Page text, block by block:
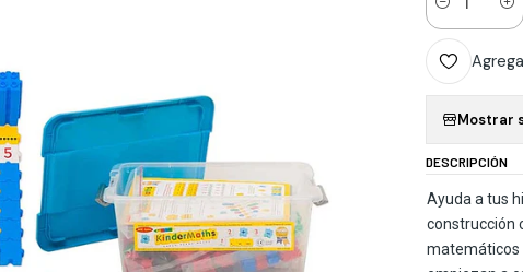
Cantidad
Mostrar
DESCRIPCIÓN
Ayuda a tus
construcción
matemáticos